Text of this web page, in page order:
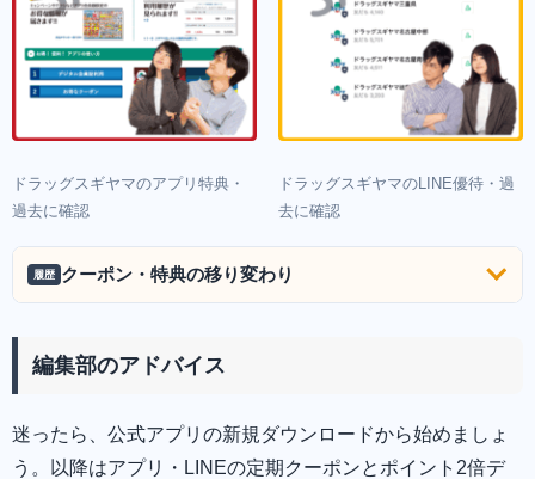
ドラッグスギヤマのアプリ特典・
過去に確認
ドラッグスギヤマのLINE優待・過
去に確認
履歴 クーポン・特典の移り変わり
編集部のアドバイス
迷ったら、公式アプリの新規ダウンロードから始めましょ
う。以降はアプリ・LINEの定期クーポンとポイント2倍デ